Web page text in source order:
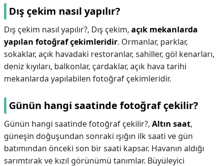
Dış çekim nasıl yapılır?
Dış çekim nasıl yapılır?, Dış çekim, açık mekanlarda
yapılan fotoğraf çekimleridir. Ormanlar, parklar,
sokaklar, açık havadaki restoranlar, sahiller, göl kenarları,
deniz kıyıları, balkonlar, çardaklar, açık hava tarihi
mekanlarda yapılabilen fotoğraf çekimleridir.
Günün hangi saatinde fotoğraf çekilir?
Günün hangi saatinde fotoğraf çekilir?, Altın saat,
güneşin doğuşundan sonraki ışığın ilk saati ve gün
batımından önceki son bir saati kapsar. Havanın aldığı
sarımtırak ve kızıl görünümü tanımlar. Büyüleyici